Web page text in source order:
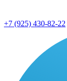
+7 (925) 430-82-22